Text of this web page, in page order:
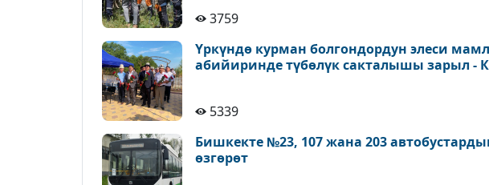
3759
Үркүндө курман болгондордун элеси
абийиринде түбөлүк сакталышы зарыл -
5339
Бишкекте №23, 107 жана 203
өзгөрөт